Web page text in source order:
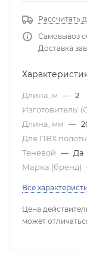
Рассчитать
Самовывоз
Доставка
Длина, м — 2
Изготовитель:
Длина, мм —
Для ПВХ
Теневой — Да
Марка (бренд)
Все
Цена
может